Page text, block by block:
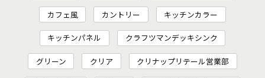
カフェ風 カントリー キッチンカラー
キッチンパネル クラフツマンデッキシンク
グリーン クリア クリナップリテール営業部